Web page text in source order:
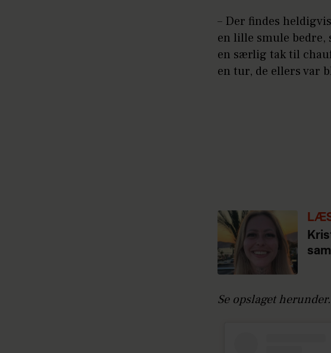
– Der findes
en lille smule bedre,
en særlig tak til
en tur, de ellers var
Se opslaget herunder.